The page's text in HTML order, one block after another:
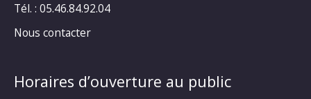
Tél. : 05.46.84.92.04
Nous contacter
Horaires d’ouverture au public